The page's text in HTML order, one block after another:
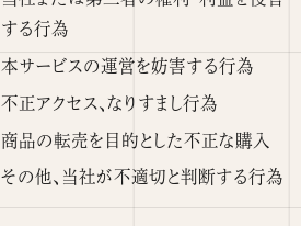
する行為
本サービスの運営を妨害する行為
不正アクセス、なりすまし行為
商品の転売を目的とした不正な購入
その他、当社が不適切と判断する行為